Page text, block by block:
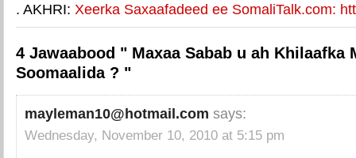
. AKHRI: Xeerka Saxaafadeed ee SomaliTalk.com:
4 Jawaabood " Maxaa Sabab u ah Khilaafka
Soomaalida ? "
mayleman10@hotmail.com says:
Wednesday, November 10, 2010 at 5:15 pm